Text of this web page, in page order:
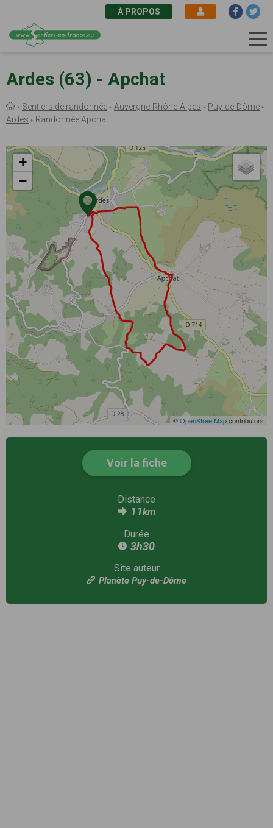
contenu
À PROPOS
Ardes (63) - Apchat
Fil
d'Ariane
Sentiers de randonnée Auvergne-Rhône-Alpes
Puy-de-Dôme
Ardes
Randonnée Apchat
+
−
©OpenStreetMapcontributors
Voir la fiche
Distance
11km
Durée
3h30
Site auteur
Planète Puy-de-Dôme